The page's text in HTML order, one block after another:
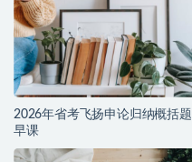
2026年省考飞扬申论归纳概括题
早课